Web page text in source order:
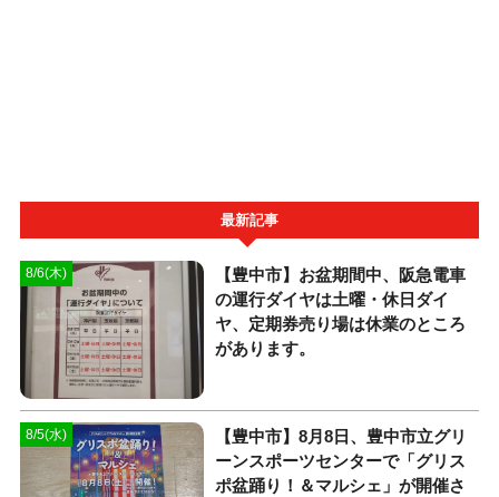
最新記事
8/6(木)
【豊中市】お盆期間中、阪急電車
の運行ダイヤは土曜・休日ダイ
ヤ、定期券売り場は休業のところ
があります。
8/5(水)
【豊中市】8月8日、豊中市立グリ
ーンスポーツセンターで「グリス
ポ盆踊り！＆マルシェ」が開催さ